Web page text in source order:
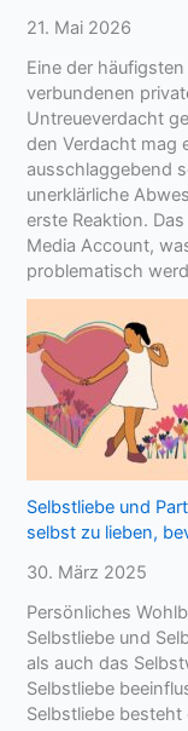
21. Mai 2026
Eine der
verbundenen
Untreueverdacht
den Verdacht mag
ausschlaggebend
unerklärliche
erste Reaktion.
Media Account,
problematisch
Selbstliebe und
selbst zu lieben,
30. März 2025
Persönliches
Selbstliebe und
als auch das
Selbstliebe
Selbstliebe